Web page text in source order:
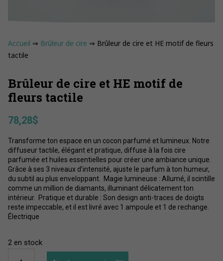
Accueil ⇒ Brûleur de cire ⇒ Brûleur de cire et HE motif de fleurs
tactile
Brûleur de cire et HE motif de
fleurs tactile
78,28$
Transforme ton espace en un cocon parfumé et lumineux. Notre
diffuseur tactile, élégant et pratique, diffuse à la fois cire
parfumée et huiles essentielles pour créer une ambiance unique.
Grâce à ses 3 niveaux d’intensité, ajuste le parfum à ton humeur,
du subtil au plus enveloppant. Magie lumineuse : Allumé, il scintille
comme un million de diamants, illuminant délicatement ton
intérieur. Pratique et durable : Son design anti-traces de doigts
reste impeccable, et il est livré avec 1 ampoule et 1 de rechange.
Électrique
2 en stock